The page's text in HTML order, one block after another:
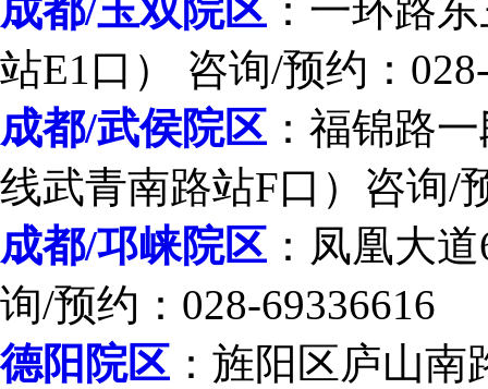
成都/玉双院区 ：一环路
站E1口） 咨询/预约：
成都/武侯院区 ：福锦路
线武青南路站F口）咨询/
成都/邛崃院区 ：凤凰大
询/预约：028-69336616
德阳院区 ：旌阳区庐山